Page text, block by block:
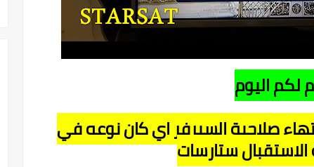
لكم اليوم
صلاحية السيرفر اي كان نوعه في
ستارسات